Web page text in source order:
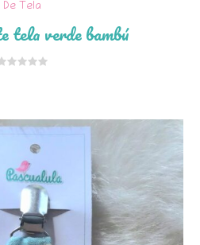
De Tela
tela verde bambú